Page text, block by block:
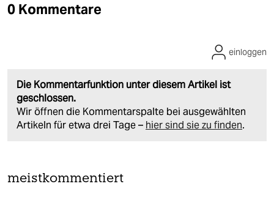
0 Kommentare
Die Kommentarfunktion unter diesem Artikel ist
geschlossen.
Wir öffnen die Kommentarspalte bei ausgewählten
Artikeln für etwa drei Tage – hier sind sie zu finden.
einloggen
meistkommentiert